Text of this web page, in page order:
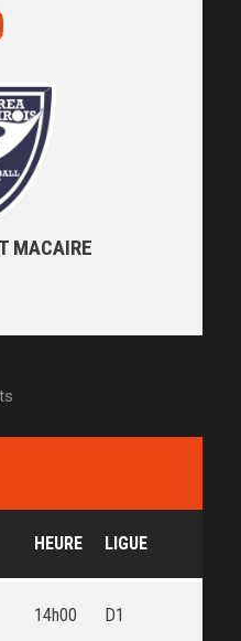
MACAIRE
HEURE LIGUE
14h00 D1